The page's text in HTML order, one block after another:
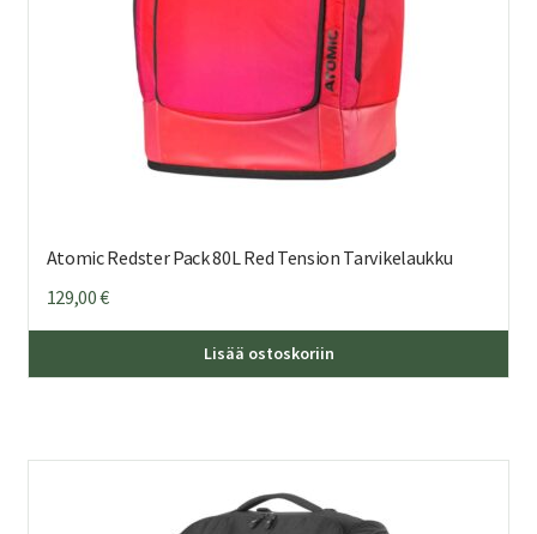
Atomic Redster Pack 80L Red Tension Tarvikelaukku
129,00€
Lisää ostoskoriin